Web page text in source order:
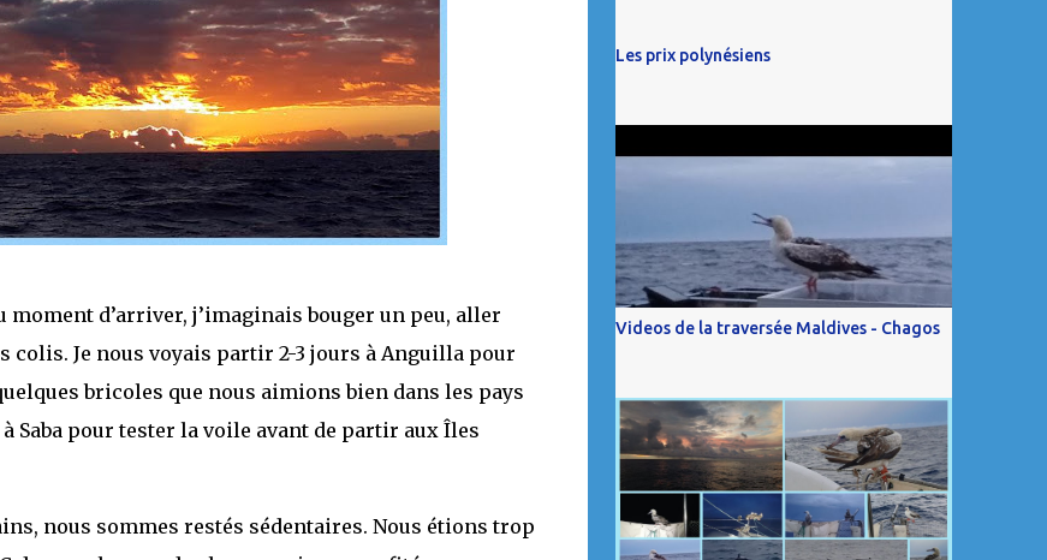
moment d’arriver, j’imaginais bouger un peu, aller
colis. Je nous voyais partir 2-3 jours à Anguilla pour
bricoles que nous aimions bien dans les pays
Saba pour tester la voile avant de partir aux Îles
nous sommes restés sédentaires. Nous étions trop
Les prix polynésiens
Videos de la traversée Maldives - Chagos